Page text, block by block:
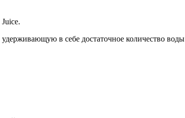
в себе достаточное количество